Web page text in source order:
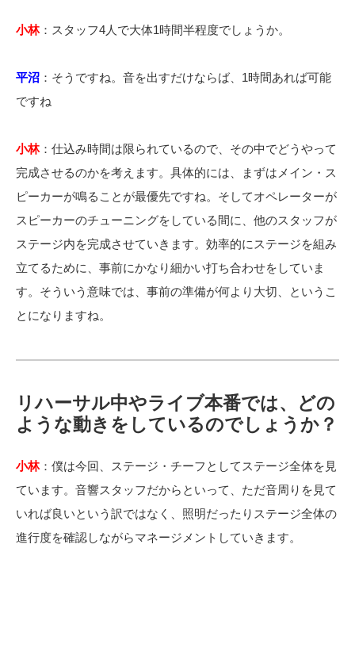
小林： スタッフ4人で大体1時間半程度でしょうか。
平沼 ：そうですね。音を出すだけならば、1時間あれば可能
ですね
小林： 仕込み時間は限られているので、その中でどうやって
完成させるのかを考えます。具体的には、まずはメイン・ス
ピーカーが鳴ることが最優先ですね。そしてオペレーターが
スピーカーのチューニングをしている間に、他のスタッフが
ステージ内を完成させていきます。効率的にステージを組み
立てるために、事前にかなり細かい打ち合わせをしていま
す。そういう意味では、事前の準備が何より大切、というこ
とになりますね。
リハーサル中やライブ本番では、どの
ような動きをしているのでしょうか？
小林： 僕は今回、ステージ・チーフとしてステージ全体を見
ています。音響スタッフだからといって、ただ音周りを見て
いれば良いという訳ではなく、照明だったりステージ全体の
進行度を確認しながらマネージメントしていきます。